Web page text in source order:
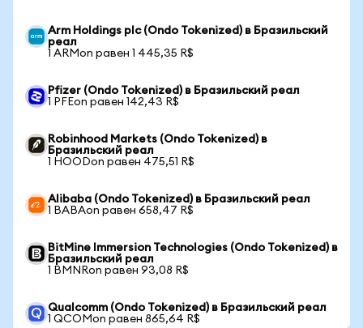
Arm Holdings plc (Ondo Tokenized) в Бразильский
реал
1 ARMon равен 1 445,35 R$
Pfizer (Ondo Tokenized) в Бразильский реал
1 PFEon равен 142,43 R$
Robinhood Markets (Ondo Tokenized) в
Бразильский реал
1 HOODon равен 475,51 R$
Alibaba (Ondo Tokenized) в Бразильский реал
1 BABAon равен 658,47 R$
BitMine Immersion Technologies (Ondo Tokenized) в
Бразильский реал
1 BMNRon равен 93,08 R$
Qualcomm (Ondo Tokenized) в Бразильский реал
1 QCOMon равен 865,64 R$